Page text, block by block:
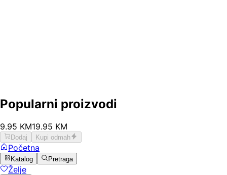
Popularni proizvodi
9.95 KM19.95 KM
Dodaj Kupi odmah
Početna
Katalog Pretraga
Želje